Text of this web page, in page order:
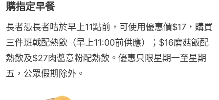
購指定早餐
長者憑長者咭於早上11點前，可使用優惠價$17，購買
三件班戟配熱飲（早上11:00前供應）；$16磨菇飯配
熱飲及$27肉醬意粉配熱飲。優惠只限星期一至星期
五，公眾假期除外。